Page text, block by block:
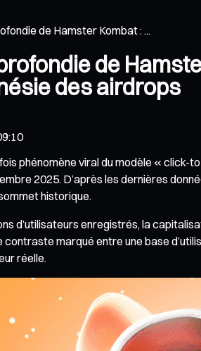
de Hamster Kombat : ...
de
des airdrops
phénomène viral du modèle « click-
2025. D’après les dernières
historique.
d’utilisateurs enregistrés, la
contraste marqué entre une base
réelle.